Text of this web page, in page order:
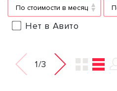
По стоимости в месяц
Нет в Авито
1/3